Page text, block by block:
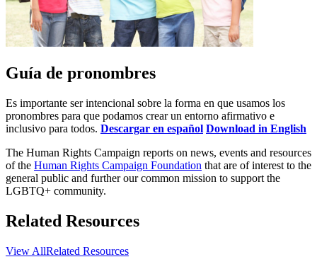
Guía de pronombres
Es importante ser intencional sobre la forma en que usamos los
pronombres para que podamos crear un entorno afirmativo e
inclusivo para todos. Descargar en español Download in English
The Human Rights Campaign reports on news, events and resources
of the Human Rights Campaign Foundation that are of interest to the
general public and further our common mission to support the
LGBTQ+ community.
Related Resources
View AllRelated Resources